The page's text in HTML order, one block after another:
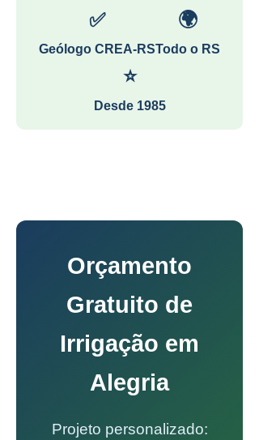
✅
Geólogo CREA-RS
🌍
Todo o RS
⭐
Desde 1985
Orçamento
Gratuito de
Irrigação em
Alegria
Projeto personalizado: